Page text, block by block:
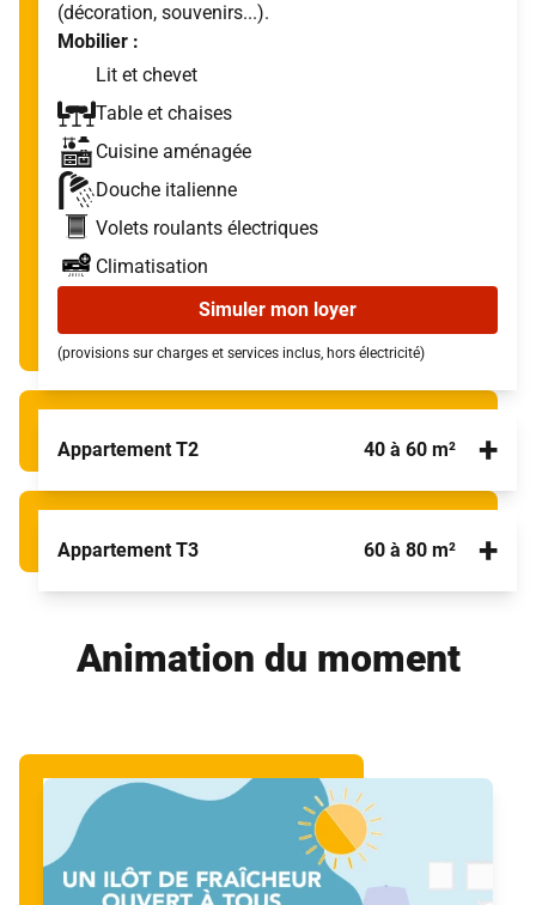
(décoration, souvenirs...).
Mobilier :
Lit et chevet
Table et chaises
Cuisine aménagée
Douche italienne
Volets roulants électriques
Climatisation
Simuler mon loyer
(provisions sur charges et services inclus, hors électricité)
Appartement T2 40 à 60 m² +
Un environnement de vie pratique idéal pour une
personne seule ou un couple
Ce type d'hébergement offre davantage de confort
et d'intimité car une chambre séparée vient s'y
ajouter. Ils sont confortables, lumineux et disposent
Appartement T3 60 à 80 m² +
Une pièce supplémentaire à transformer selon vos
Animation du moment